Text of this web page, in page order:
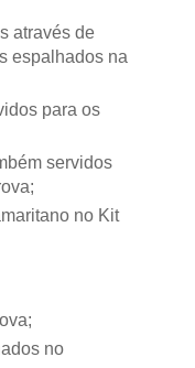
através de
espalhados na
para os
servidos
no Kit
no